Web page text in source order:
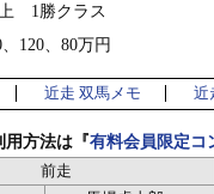
1勝クラス
120、80万円
近走 双馬メモ 近
用方法は『有料会員限定コ
前走